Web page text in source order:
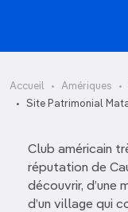
Accueil Amériques
Site Patrimonial
Club américain
réputation de
découvrir, d’une
d’un village qui